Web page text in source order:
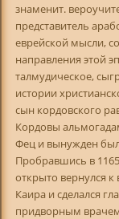
знаменит.
представитель
еврейской мысли,
направления этой
талмудическое,
истории
сын кордовского
Кордовы
Фец и вынужден
Пробравшись в
открыто вернулся к
Каира и сделался
придворным